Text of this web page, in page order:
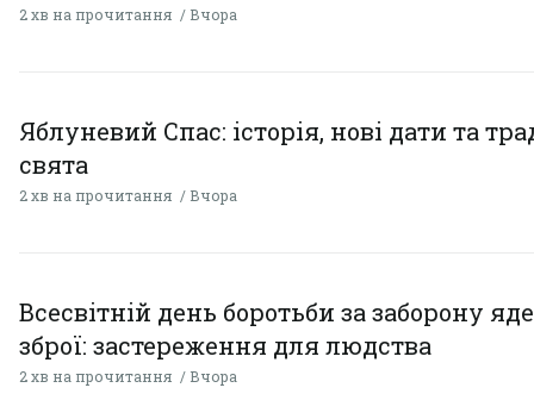
2 хв на прочитання Вчора
Яблуневий Спас: історія, нові дати та
свята
2 хв на прочитання Вчора
Всесвітній день боротьби за заборону
зброї: застереження для людства
2 хв на прочитання Вчора